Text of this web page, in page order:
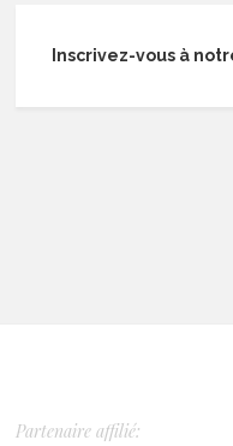
Inscrivez-vous à
Partenaire affilié: